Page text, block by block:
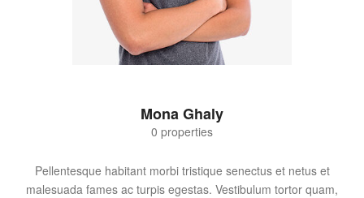
Mona Ghaly
0 properties
Pellentesque habitant morbi tristique senectus et netus et
malesuada fames ac turpis egestas. Vestibulum tortor quam,